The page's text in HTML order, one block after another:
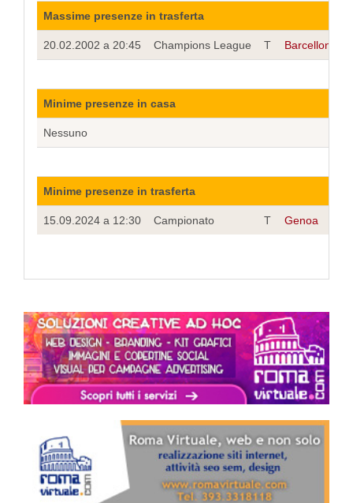
Massime presenze in trasferta
20.02.2002 a 20:45 Champions League T Barcellona
Minime presenze in casa
Nessuno
Minime presenze in trasferta
15.09.2024 a 12:30 Campionato T Genoa